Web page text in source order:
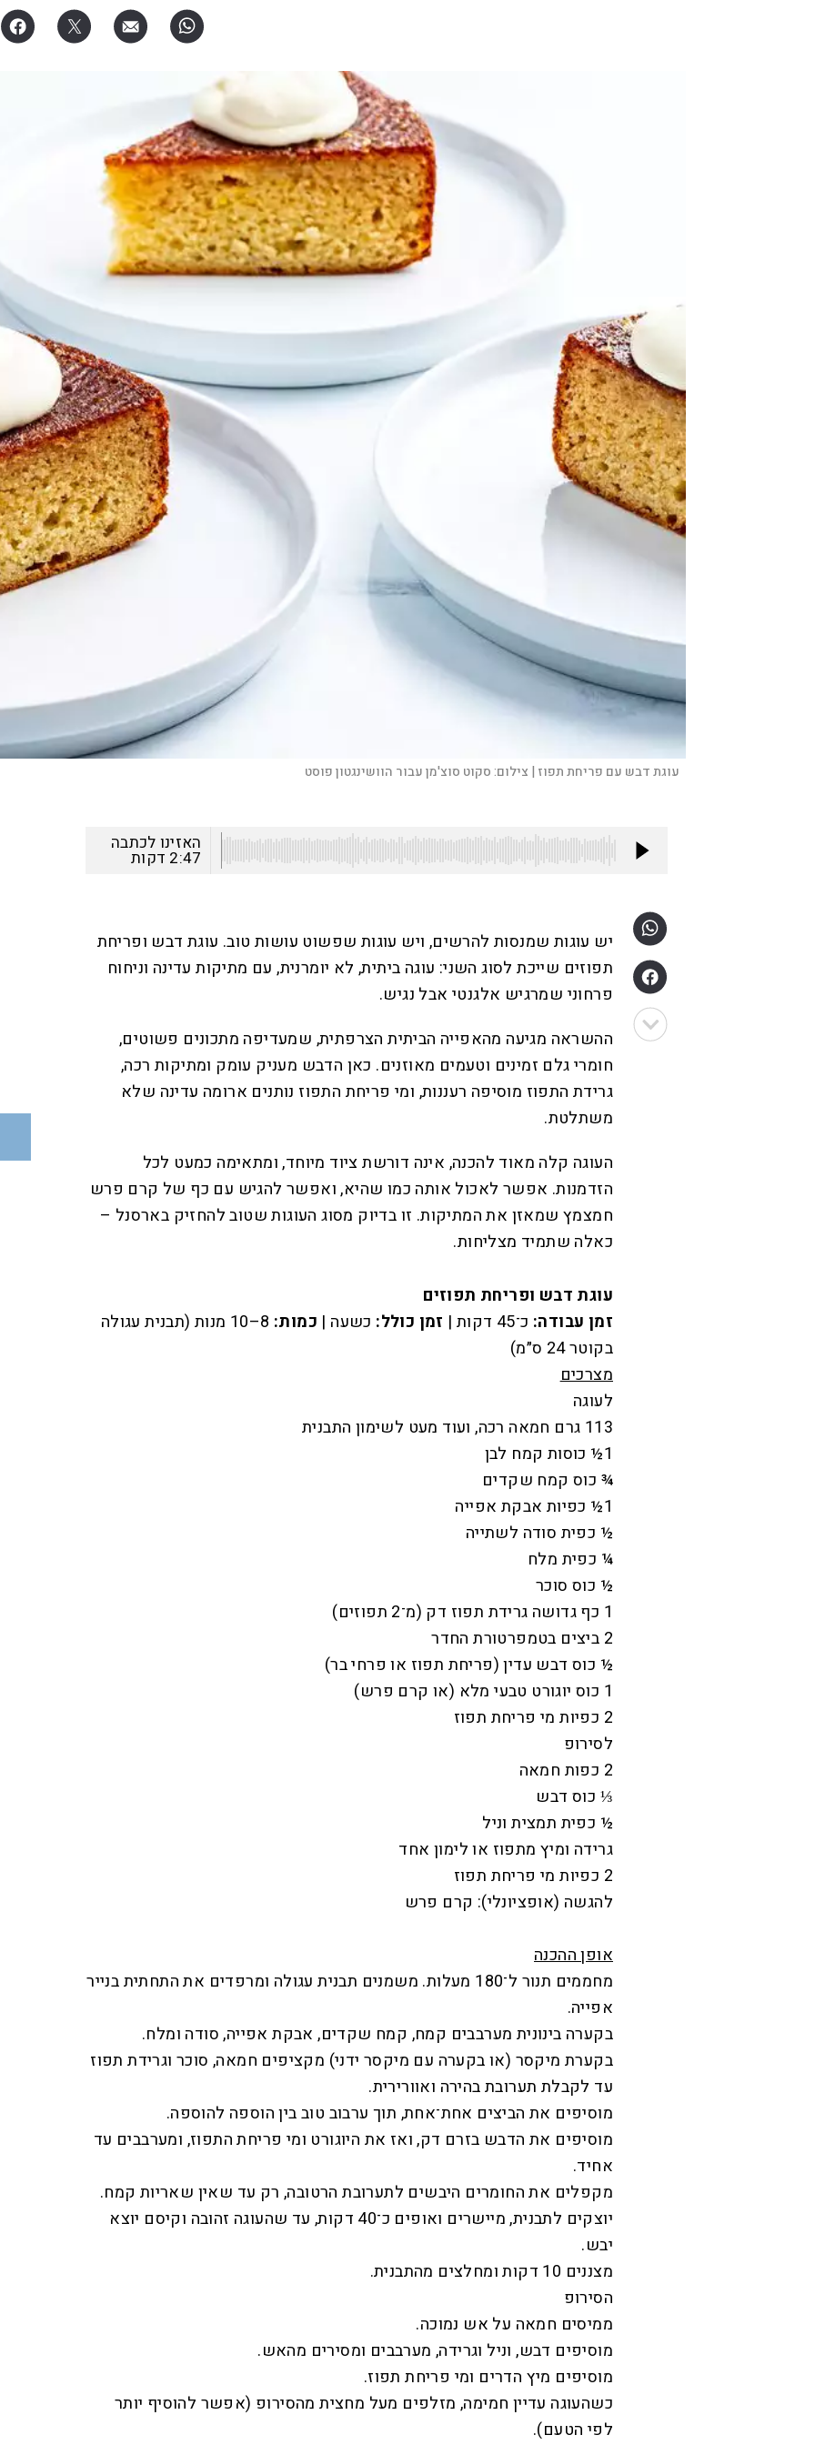
עוגת דבש עם פריחת תפוז | צילום:סקוט סוצ'מן עבור הוושינגטון פוסט
האזינו לכתבה
2:47 דקות
יש עוגות שמנסות להרשים, ויש עוגות שפשוט עושות טוב. עוגת דבש ופריחת
תפוזים שייכת לסוג השני: עוגה ביתית, לא יומרנית, עם מתיקות עדינה וניחוח
פרחוני שמרגיש אלגנטי אבל נגיש.
ההשראה מגיעה מהאפייה הביתית הצרפתית, שמעדיפה מתכונים פשוטים,
חומרי גלם זמינים וטעמים מאוזנים. כאן הדבש מעניק עומק ומתיקות רכה,
גרידת התפוז מוסיפה רעננות, ומי פריחת התפוז נותנים ארומה עדינה שלא
משתלטת.
העוגה קלה מאוד להכנה, אינה דורשת ציוד מיוחד, ומתאימה כמעט לכל
הזדמנות. אפשר לאכול אותה כמו שהיא, ואפשר להגיש עם כף של קרם פרש
חמצמץ שמאזן את המתיקות. זו בדיוק מסוג העוגות שטוב להחזיק בארסנל –
כאלה שתמיד מצליחות.
עוגת דבש ופריחת תפוזים
זמן עבודה: כ־45 דקות | זמן כולל: כשעה | כמות:
8–10 מנות (תבנית עגולה
בקוטר 24 ס״מ)
מצרכים
לעוגה
113 גרם חמאה רכה, ועוד מעט לשימון התבנית
1½ כוסות קמח לבן
¾ כוס קמח שקדים
1½ כפיות אבקת אפייה
½ כפית סודה לשתייה
¼ כפית מלח
½ כוס סוכר
1 כף גדושה גרידת תפוז דק (מ־2 תפוזים)
2 ביצים בטמפרטורת החדר
½ כוס דבש עדין (פריחת תפוז או פרחי בר)
1 כוס יוגורט טבעי מלא (או קרם פרש)
2 כפיות מי פריחת תפוז
לסירופ
2 כפות חמאה
⅓ כוס דבש
½ כפית תמצית וניל
גרידה ומיץ מתפוז או לימון אחד
2 כפיות מי פריחת תפוז
להגשה (אופציונלי): קרם פרש
אופן ההכנה
מחממים תנור ל־180 מעלות. משמנים תבנית עגולה ומרפדים את התחתית בנייר
אפייה.
בקערה בינונית מערבבים קמח, קמח שקדים, אבקת אפייה, סודה ומלח.
בקערת מיקסר (או בקערה עם מיקסר ידני) מקציפים חמאה, סוכר וגרידת תפוז
עד לקבלת תערובת בהירה ואוורירית.
מוסיפים את הביצים אחת־אחת, תוך ערבוב טוב בין הוספה להוספה.
מוסיפים את הדבש בזרם דק, ואז את היוגורט ומי פריחת התפוז, ומערבבים עד
אחיד.
מקפלים את החומרים היבשים לתערובת הרטובה, רק עד שאין שאריות קמח.
יוצקים לתבנית, מיישרים ואופים כ־40 דקות, עד שהעוגה זהובה וקיסם יוצא
יבש.
מצננים 10 דקות ומחלצים מהתבנית.
הסירופ
ממיסים חמאה על אש נמוכה.
מוסיפים דבש, וניל וגרידה, מערבבים ומסירים מהאש.
מוסיפים מיץ הדרים ומי פריחת תפוז.
כשהעוגה עדיין חמימה, מזלפים מעל מחצית מהסירופ (אפשר להוסיף יותר
לפי הטעם).